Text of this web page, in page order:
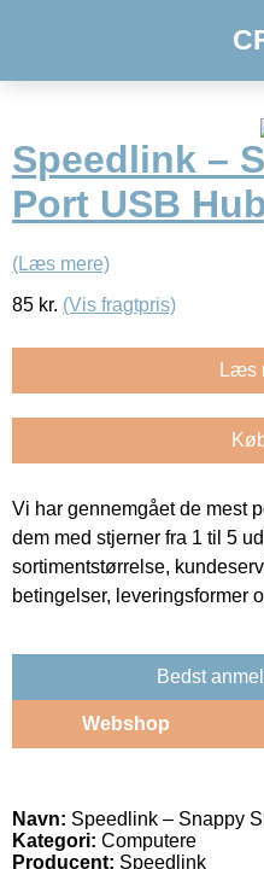
Speedlink –
Port USB
(Læs mere)
85 kr. (Vis fragtpris)
Læs
Vi har gennemgået de mest
dem med stjerner fra 1 til 5
sortimentstørrelse,
betingelser, leveringsformer
Bedst
Webshop
Navn: Speedlink – Snappy
Kategori: Computere
Producent: Speedlink